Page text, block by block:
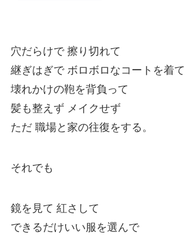
穴だらけで 擦り切れて
継ぎはぎで ボロボロなコートを着て
壊れかけの鞄を背負って
髪も整えず メイクせず
ただ 職場と家の往復をする。
それでも
鏡を見て 紅さして
できるだけいい服を選んで